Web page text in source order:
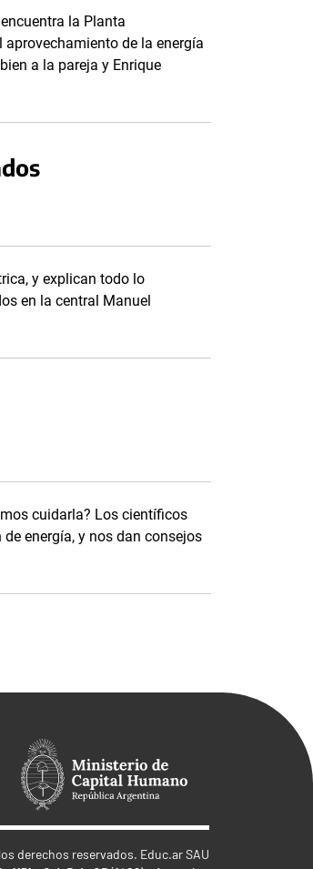
la Planta
aprovechamiento de la energía
a la pareja y Enrique
y explican todo lo
en la central Manuel
cuidarla? Los científicos
energía, y nos dan consejos
derechos reservados. Educ.ar SAU